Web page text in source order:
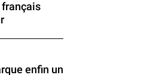
enfin un